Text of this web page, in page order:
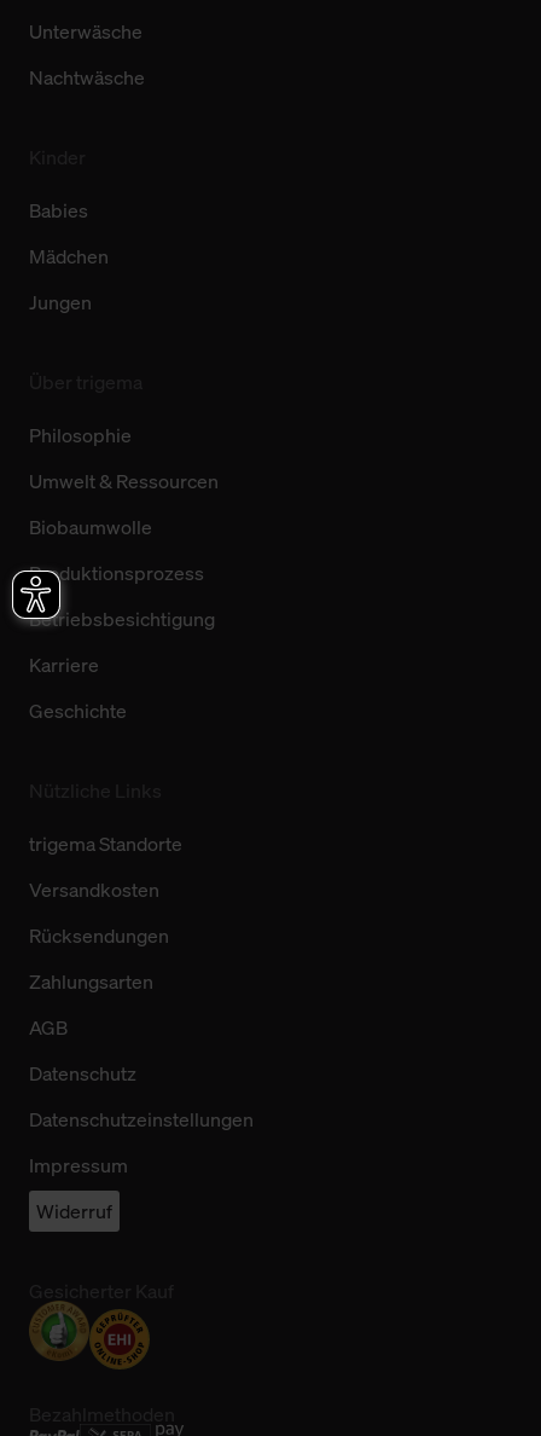
Unterwäsche
Nachtwäsche
Babies
Mädchen
Jungen
Philosophie
Umwelt & Ressourcen
Biobaumwolle
Produktionsprozess
Betriebsbesichtigung
Karriere
Geschichte
trigema Standorte
Versandkosten
Rücksendungen
Zahlungsarten
AGB
Datenschutz
Datenschutzeinstellungen
Impressum
Widerruf